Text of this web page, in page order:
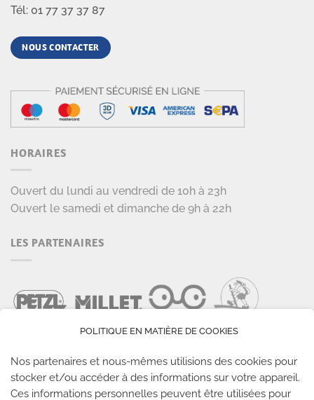
Tél: 01 77 37 37 87
NOUS CONTACTER
HORAIRES
Ouvert du lundi au vendredi de 10h à 23h
Ouvert le samedi et dimanche de 9h à 22h
LES PARTENAIRES
POLITIQUE EN MATIÈRE DE COOKIES
Nos partenaires et nous-mêmes utilisions des cookies pour
stocker et/ou accéder à des informations sur votre appareil.
Ces informations personnelles peuvent être utilisées pour